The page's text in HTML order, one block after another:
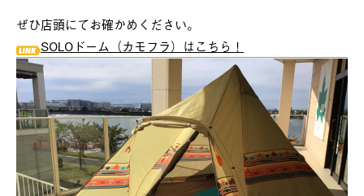
ぜひ店頭にてお確かめください。
SOLOドーム（カモフラ）はこちら！